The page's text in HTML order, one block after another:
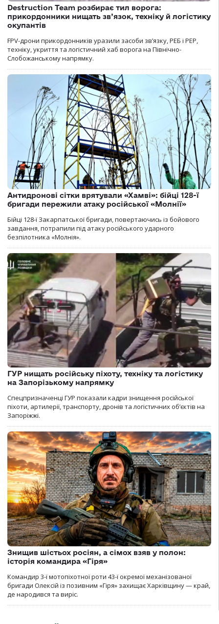
Destruction Team розбирає тил ворога:
прикордонники нищать зв’язок, техніку й логістику
окупантів
FPV-дрони прикордонників уразили засоби зв’язку, РЕБ і РЕР,
техніку, укриття та логістичний хаб ворога на Північно-
Слобожанському напрямку.
Антидронові сітки врятували «Хамві»: бійці 128-ї
бригади пережили атаку російської «Молнії»
Бійці 128-ї Закарпатської бригади, повертаючись із бойового
завдання, потрапили під атаку російського ударного
безпілотника «Молнія».
ГУР нищать російську піхоту, техніку та логістику
на Запорізькому напрямку
Спецпризначенці ГУР показали кадри знищення російської
піхоти, артилерії, транспорту, дронів та логістичних об’єктів на
Запоріжжі.
Знищив шістьох росіян, а сімох взяв у полон:
історія командира «Гіря»
Командир 3-ї мотопіхотної роти 43-ї окремої механізованої
бригади Олексій із позивним «Гіря» захищає Харківщину — край,
де народився та виріс.